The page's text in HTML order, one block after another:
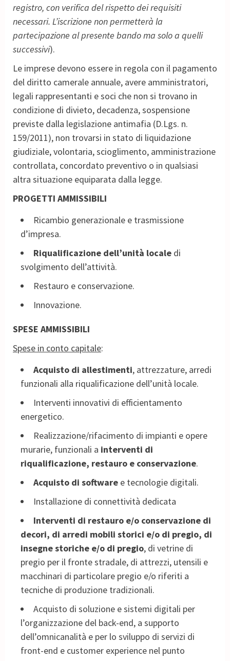
registro, con verifica del rispetto dei requisiti
necessari. L’iscrizione non permetterà la
partecipazione al presente bando ma solo a quelli
successivi).
Le imprese devono essere in regola con il pagamento
del diritto camerale annuale, avere amministratori,
legali rappresentanti e soci che non si trovano in
condizione di divieto, decadenza, sospensione
previste dalla legislazione antimafia (D.Lgs. n.
159/2011), non trovarsi in stato di liquidazione
giudiziale, volontaria, scioglimento, amministrazione
controllata, concordato preventivo o in qualsiasi
altra situazione equiparata dalla legge.
PROGETTI AMMISSIBILI
Ricambio generazionale e trasmissione
d’impresa.
Riqualificazione dell’unità locale di
svolgimento dell’attività.
Restauro e conservazione.
Innovazione.
SPESE AMMISSIBILI
Spese in conto capitale:
Acquisto di allestimenti, attrezzature, arredi
funzionali alla riqualificazione dell’unità locale.
Interventi innovativi di efficientamento
energetico.
Realizzazione/rifacimento di impianti e opere
murarie, funzionali a interventi di
riqualificazione, restauro e conservazione.
Acquisto di software e tecnologie digitali.
Installazione di connettività dedicata
Interventi di restauro e/o conservazione di
decori, di arredi mobili storici e/o di pregio, di
insegne storiche e/o di pregio, di vetrine di
pregio per il fronte stradale, di attrezzi, utensili e
macchinari di particolare pregio e/o riferiti a
tecniche di produzione tradizionali.
Acquisto di soluzione e sistemi digitali per
l’organizzazione del back-end, a supporto
dell’omnicanalità e per lo sviluppo di servizi di
front-end e customer experience nel punto